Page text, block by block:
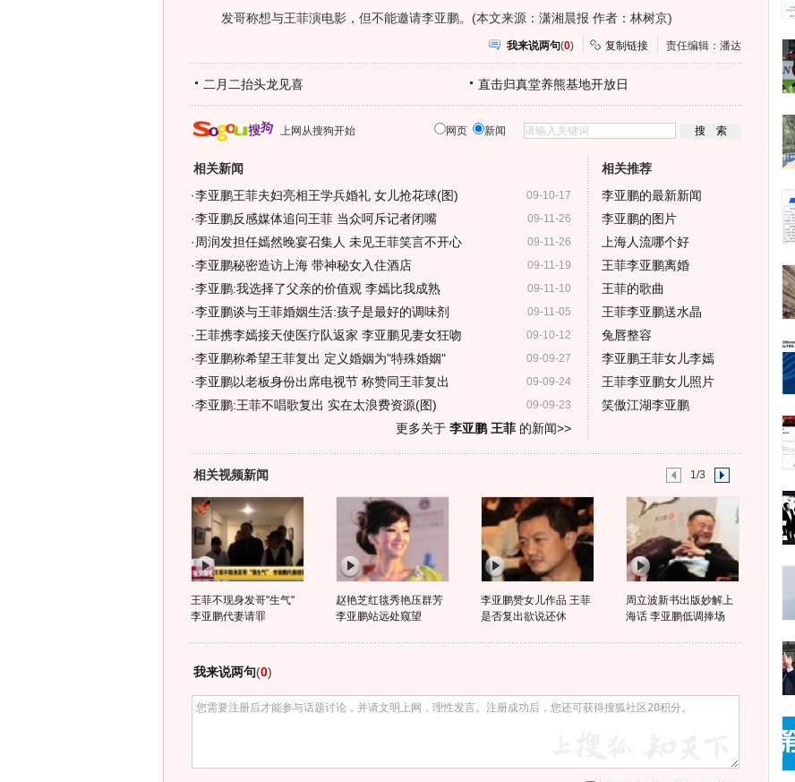
发哥称想与王菲演电影，但不能邀请李亚鹏。(本文来源：潇湘晨报 作者：林树京)
我来说两句(0) 复制链接 责任编辑：潘达
二月二抬头龙见喜 直击归真堂养熊基地开放日
上网从搜狗开始 网页 新闻
相关新闻
09-10-17
·李亚鹏王菲夫妇亮相王学兵婚礼 女儿抢花球(图)
09-11-26
·李亚鹏反感媒体追问王菲 当众呵斥记者闭嘴
09-11-26
· 周润发担任嫣然晚宴召集人 未见王菲笑言不开心
09-11-19
·李亚鹏秘密造访上海 带神秘女入住酒店
09-11-10
·李亚鹏:我选择了父亲的价值观 李嫣比我成熟
09-11-05
·李亚鹏谈与王菲婚姻生活:孩子是最好的调味剂
09-10-12
·王菲携李嫣接天使医疗队返家 李亚鹏见妻女狂吻
09-09-27
·李亚鹏称希望王菲复出 定义婚姻为"特殊婚姻"
09-09-24
·李亚鹏以老板身份出席电视节 称赞同王菲复出
09-09-23
·李亚鹏:王菲不唱歌复出 实在太浪费资源(图)
更多关于 李亚鹏 王菲的新闻>>
相关推荐
李亚鹏的最新新闻
李亚鹏的图片
上海人流哪个好
王菲李亚鹏离婚
王菲的歌曲
王菲李亚鹏送水晶
兔唇整容
李亚鹏王菲女儿李嫣
王菲李亚鹏女儿照片
笑傲江湖李亚鹏
相关视频新闻 1/3
王菲不现身发哥"生气"
李亚鹏代妻请罪
赵艳芝红毯秀艳压群芳
李亚鹏站远处窥望
李亚鹏赞女儿作品 王菲
是否复出欲说还休
周立波新书出版妙解上
海话 李亚鹏低调捧场
我来说两句(0)